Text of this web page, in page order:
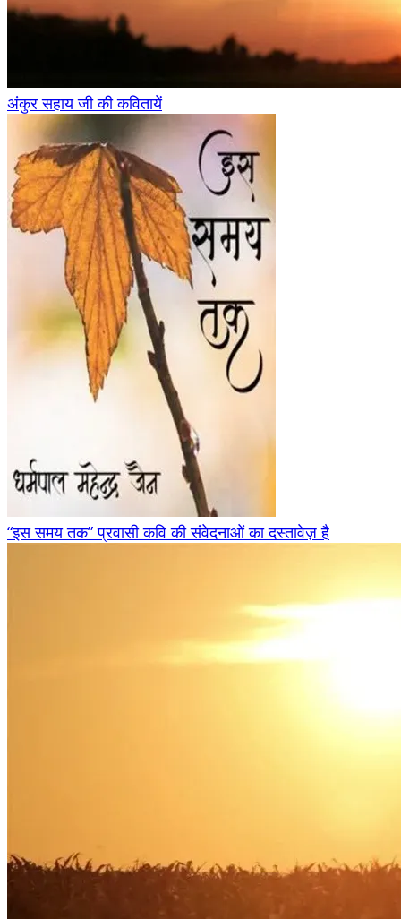
अंकुर सहाय जी की कवितायें
“इस समय तक” प्रवासी कवि की संवेदनाओं का दस्तावेज़ है